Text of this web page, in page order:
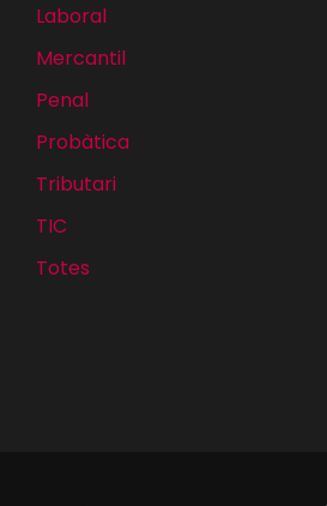
Laboral
Mercantil
Penal
Probàtica
Tributari
TIC
Totes